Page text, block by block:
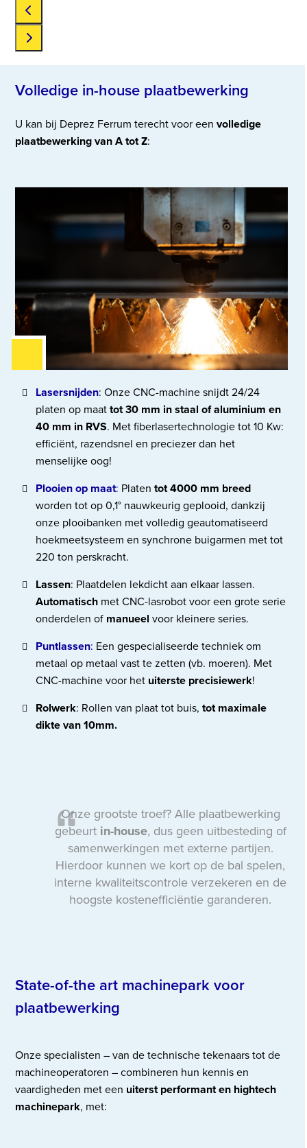
navigation
buttons
to
to
the
Volledige in-house plaatbewerking
U kan bij Deprez Ferrum terecht voor eenvolledige
plaatbewerking van A tot Z:
Lasersnijden: Onze CNC-machine snijdt 24/24
platen op maattot 30 mm in staal of aluminium en
40 mm in RVS. Met fiberlasertechnologie tot 10 Kw:
efficiënt, razendsnel en preciezer dan het
menselijke oog!
Plooien op maat: Platentot 4000 mm breed
worden tot op 0,1° nauwkeurig geplooid, dankzij
onze plooibanken met volledig geautomatiseerd
hoekmeetsysteem en synchrone buigarmen met tot
220 ton perskracht.
Lassen: Plaatdelen lekdicht aan elkaar lassen.
Automatisch met CNC-lasrobot voor een grote serie
onderdelen of manueel voor kleinere series.
Puntlassen: Een gespecialiseerde techniek om
metaal op metaal vast te zetten (vb. moeren). Met
CNC-machine voor het uiterste precisiewerk!
Rolwerk: Rollen van plaat tot buis,tot maximale
dikte van 10mm.
Onze grootste troef? Alle plaatbewerking
gebeurt in-house, dus geen uitbesteding of
samenwerkingen met externe partijen.
Hierdoor kunnen we kort op de bal spelen,
interne kwaliteitscontrole verzekeren en de
hoogste kostenefficiëntie garanderen.
State-of-the art machinepark voor
plaatbewerking
Onze specialisten – van de technische tekenaars tot de
machineoperatoren – combineren hun kennis en
vaardigheden met een uiterst performant en hightech
machinepark, met: